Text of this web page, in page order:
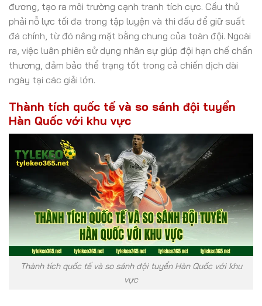
đương, tạo ra môi trường cạnh tranh tích cực. Cầu thủ
phải nỗ lực tối đa trong tập luyện và thi đấu để giữ suất
đá chính, từ đó nâng mặt bằng chung của toàn đội. Ngoài
ra, việc luân phiên sử dụng nhân sự giúp đội hạn chế chấn
thương, đảm bảo thể trạng tốt trong cả chiến dịch dài
ngày tại các giải lớn.
Thành tích quốc tế và so sánh đội tuyển
Hàn Quốc với khu vực
Thành tích quốc tế và so sánh đội tuyển Hàn Quốc với khu
vực